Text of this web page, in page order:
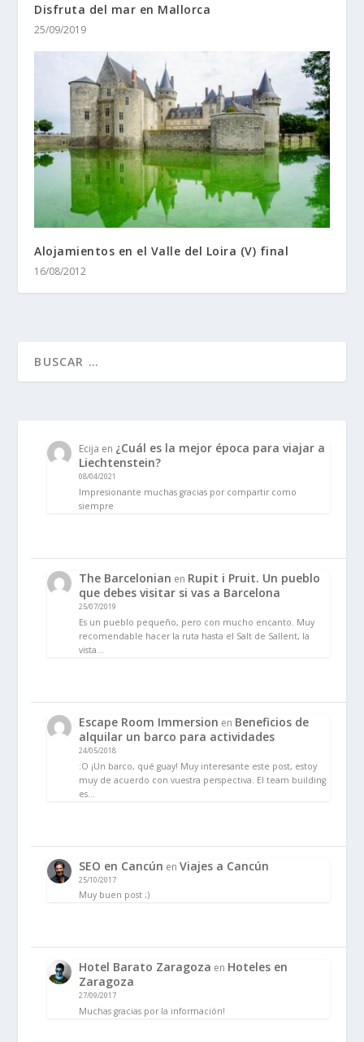
Disfruta del mar en Mallorca
25/09/2019
Alojamientos en el Valle del Loira (V) final
16/08/2012
Ecija en ¿Cuál es la mejor época para viajar a
Liechtenstein?
08/04/2021
Impresionante muchas gracias por compartir como
siempre
The Barcelonian en Rupit i Pruit. Un pueblo
que debes visitar si vas a Barcelona
25/07/2019
Es un pueblo pequeño, pero con mucho encanto. Muy
recomendable hacer la ruta hasta el Salt de Sallent, la
vista…
Escape Room Immersion en Beneficios de
alquilar un barco para actividades
24/05/2018
:O ¡Un barco, qué guay! Muy interesante este post, estoy
muy de acuerdo con vuestra perspectiva. El team building
es…
SEO en Cancún enViajes a Cancún
25/10/2017
Muy buen post ;)
Hotel Barato Zaragoza en Hoteles en
Zaragoza
27/09/2017
Muchas gracias por la información!